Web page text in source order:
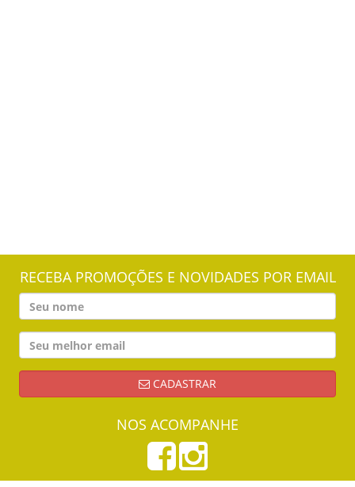
RECEBA PROMOÇÕES E NOVIDADES POR EMAIL
CADASTRAR
NOS ACOMPANHE